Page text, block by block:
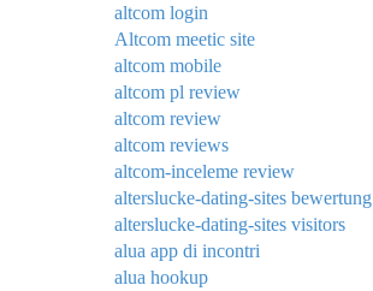
altcom login
Altcom meetic site
altcom mobile
altcom pl review
altcom review
altcom reviews
altcom-inceleme review
alterslucke-dating-sites bewertung
alterslucke-dating-sites visitors
alua app di incontri
alua hookup